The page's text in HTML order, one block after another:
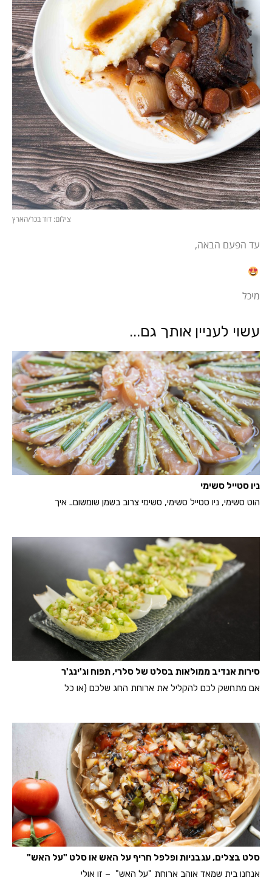
צילום: דוד בכר/הארץ
עד הפעם הבאה,
מיכל
עשוי לעניין אותך גם...
ניו סטייל סשימי
הוט סשימי, ניו סטייל סשימי, סשימי צרוב בשמן שומשום.. איך
סירות אנדיב ממולאות בסלט של סלרי, תפוח וג'ינג'ר
אם מתחשק לכם להקליל את ארוחת החג שלכם (או כל
סלט בצלים, עגבניות ופלפל חריף על האש או סלט "על האש"
אנחנו בית שמאד אוהב ארוחת "על האש" – זו אולי